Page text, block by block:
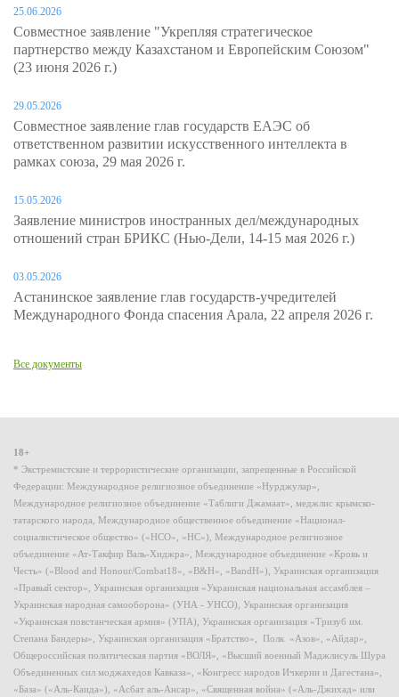
25.06.2026
Совместное заявление "Укрепляя стратегическое
партнерство между Казахстаном и Европейским Союзом"
(23 июня 2026 г.)
29.05.2026
Совместное заявление глав государств ЕАЭС об
ответственном развитии искусственного интеллекта в
рамках союза, 29 мая 2026 г.
15.05.2026
Заявление министров иностранных дел/международных
отношений стран БРИКС (Нью-Дели, 14-15 мая 2026 г.)
03.05.2026
Астанинское заявление глав государств-учредителей
Международного Фонда спасения Арала, 22 апреля 2026 г.
Все документы
18+
* Экстремистские и террористические организации, запрещенные в Российской
Федерации: Международное религиозное объединение «Нурджулар»,
Международное религиозное объединение «Таблиги Джамаат», меджлис крымско-
татарского народа, Международное общественное объединение «Национал-
социалистическое общество» («НСО», «НС»), Международное религиозное
объединение «Ат-Такфир Валь-Хиджра», Международное объединение «Кровь и
Честь» («Blood and Honour/Combat18», «B&H», «BandH»), Украинская организация
«Правый сектор», Украинская организация «Украинская национальная ассамблея –
Украинская народная самооборона» (УНА - УНСО), Украинская организация
«Украинская повстанческая армия» (УПА), Украинская организация «Тризуб им.
Степана Бандеры», Украинская организация «Братство», Полк «Азов», «Айдар»,
Общероссийская политическая партия «ВОЛЯ», «Высший военный Маджлисуль Шура
Объединенных сил моджахедов Кавказа», «Конгресс народов Ичкерии и Дагестана»,
«База» («Аль-Каида»), «Асбат аль-Ансар», «Священная война» («Аль-Джихад» или